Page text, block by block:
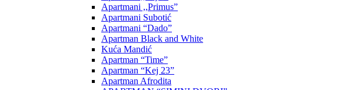
Apartmani ,,Primus”
Apartmani Subotić
Apartmani “Dado”
Apartman Black and White
Kuća Mandić
Apartman “Time”
Apartman “Kej 23”
Apartman Afrodita